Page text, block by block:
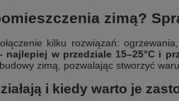
zimą?
kilku rozwiązań:
w przedziale 15–25°C i
zimą, pozwalając stworzyć
i kiedy warto je